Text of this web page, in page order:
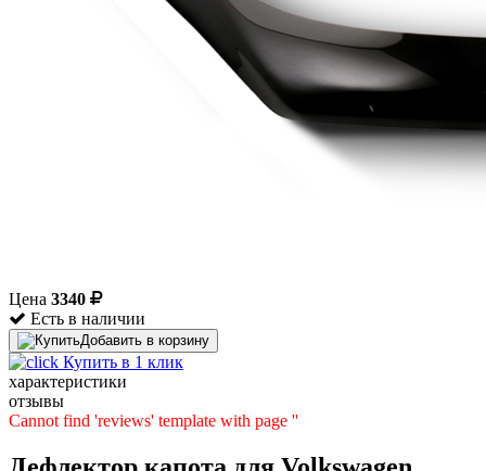
Цена 3340
Есть в наличии
Добавить в корзину
Купить в 1 клик
характеристики
отзывы
Cannot find 'reviews' template with page ''